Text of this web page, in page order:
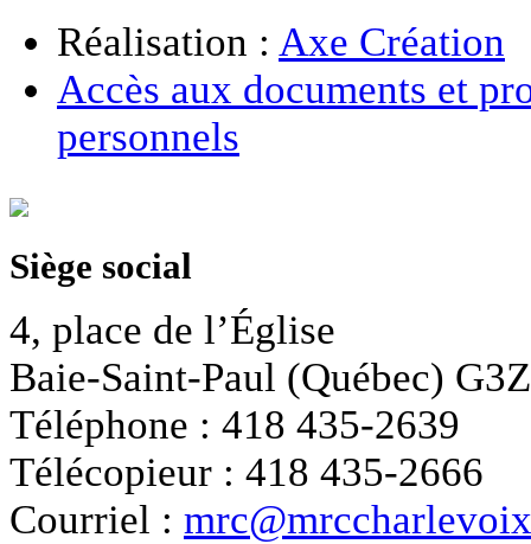
Réalisation : Axe Création
Accès aux documents et
personnels
Siège social
4, place de l’Église
Baie-Saint-Paul (Québec)
Téléphone : 418 435-2639
Télécopieur : 418 435-2666
Courriel :